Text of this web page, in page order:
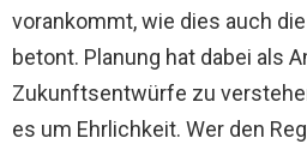
vorankommt, wie dies auch
betont. Planung hat dabei als
Zukunftsentwürfe zu
es um Ehrlichkeit. Wer den